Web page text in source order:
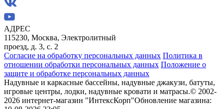
АДРЕС
115230, Москва, Электролитный
проезд, д. 3, с. 2
Согласие на обработку персональных данных Политика в
отношении обработки персональных данных Положение о
защите и обработке персональных данных
Надувные и каркасные бассейны, надувные джакузи, батуты,
игровые центры, лодки, надувные кровати и матрасы.© 2002-
2026 интернет-магазин "ИнтексКорп"Обновление магазина: